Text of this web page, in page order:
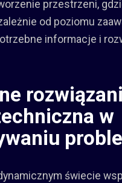
przestrzeni,
od poziomu
informacje i
w
świecie